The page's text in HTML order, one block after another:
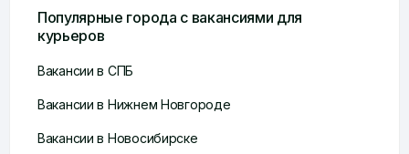
Популярные города с вакансиями для
курьеров
Вакансии в СПБ
Вакансии в Нижнем Новгороде
Вакансии в Новосибирске